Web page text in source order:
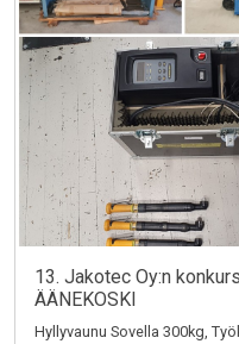
13. Jakotec Oy:n
ÄÄNEKOSKI
Hyllyvaunu Sovella 300kg,